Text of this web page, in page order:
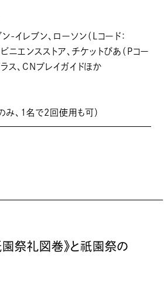
-イレブン、ローソン（Lコード：
ニエンスストア、チケットぴあ（Pコー
ス、CNプレイガイドほか
み、1名で2回使用も可）
祭礼図巻》と 祇園祭の